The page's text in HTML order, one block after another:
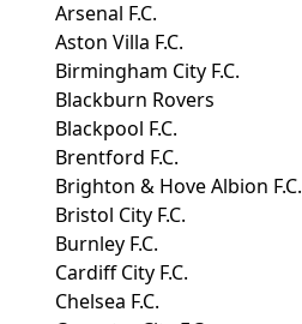
Arsenal F.C.
Aston Villa F.C.
Birmingham City F.C.
Blackburn Rovers
Blackpool F.C.
Brentford F.C.
Brighton & Hove Albion F.C.
Bristol City F.C.
Burnley F.C.
Cardiff City F.C.
Chelsea F.C.